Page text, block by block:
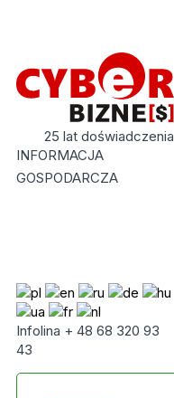
25 lat doświadczenia
INFORMACJA
GOSPODARCZA
Infolina + 48 68 320 93
43